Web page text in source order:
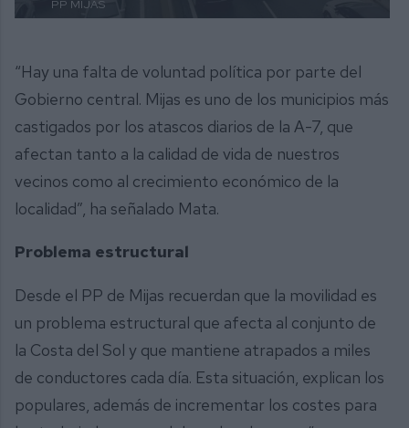
PP MIJAS
“Hay una falta de voluntad política por parte del
Gobierno central. Mijas es uno de los municipios más
castigados por los atascos diarios de la A-7, que
afectan tanto a la calidad de vida de nuestros
vecinos como al crecimiento económico de la
localidad”, ha señalado Mata.
Problema estructural
Desde el PP de Mijas recuerdan que la movilidad es
un problema estructural que afecta al conjunto de
la Costa del Sol y que mantiene atrapados a miles
de conductores cada día. Esta situación, explican los
populares, además de incrementar los costes para